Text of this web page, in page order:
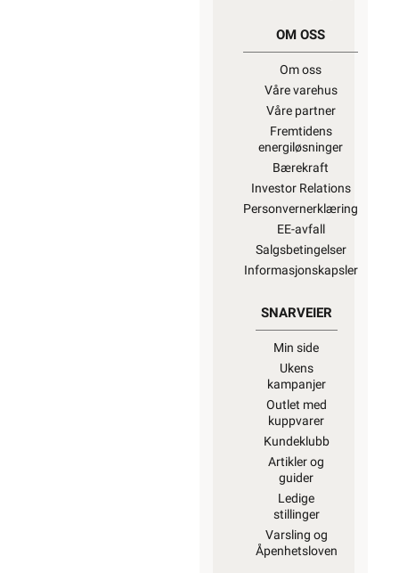
OM OSS
Om oss
Våre varehus
Våre partner
Fremtidens
energiløsninger
Bærekraft
Investor Relations
Personvernerklæring
EE-avfall
Salgsbetingelser
Informasjonskapsler
SNARVEIER
Min side
Ukens
kampanjer
Outlet med
kuppvarer
Kundeklubb
Artikler og
guider
Ledige
stillinger
Varsling og
Åpenhetsloven